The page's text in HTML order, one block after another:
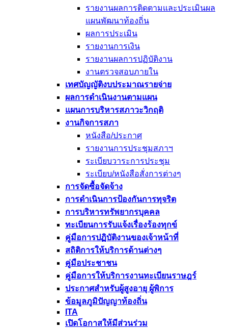
รายงานผลการติดตามและประเมินผล
แผนพัฒนาท้องถิ่น
ผลการประเมิน
รายงานการเงิน
รายงานผลการปฏิบัติงาน
งานตรวจสอบภายใน
เทศบัญญัติงบประมาณรายจ่าย
ผลการดำเนินงานตามแผน
แผนการบริหารสภาวะวิกฤติ
งานกิจการสภา
หนังสือ/ประกาศ
รายงานการประชุมสภาฯ
ระเบียบวาระการประชุม
ระเบียบ/หนังสือสั่งการต่างๆ
การจัดซื้อจัดจ้าง
การดำเนินการป้องกันการทุจริต
การบริหารทรัพยากรบุคคล
ทะเบียนการรับแจ้งเรื่องร้องทุกข์
คู่มือการปฏิบัติงานของเจ้าหน้าที่
สถิติการให้บริการด้านต่างๆ
คู่มือประชาชน
คู่มือการให้บริการงานทะเบียนราษฎร์
ประกาศสำหรับผู้สูงอายุ ผู้พิการ
ข้อมูลภูมิปัญญาท้องถิ่น
ITA
เปิดโอกาสให้มีส่วนร่วม